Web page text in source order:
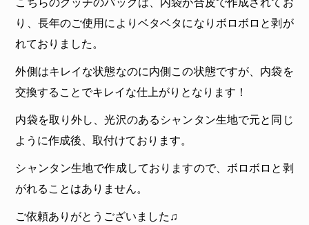
こちらのグッチのバッグは、内袋が合皮で作成されてお
り、長年のご使用によりベタベタになりボロボロと剥が
れておりました。
外側はキレイな状態なのに内側この状態ですが、内袋を
交換することでキレイな仕上がりとなります！
内袋を取り外し、光沢のあるシャンタン生地で元と同じ
ように作成後、取付けております。
シャンタン生地で作成しておりますので、ボロボロと剥
がれることはありません。
ご依頼ありがとうございました♫